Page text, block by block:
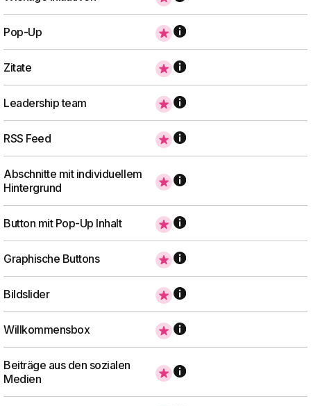
Pop-Up
Zitate
Leadership team
RSS Feed
Abschnitte mit individuellem
Hintergrund
Button mit Pop-Up Inhalt
Graphische Buttons
Bildslider
Willkommensbox
Beiträge aus den sozialen
Medien